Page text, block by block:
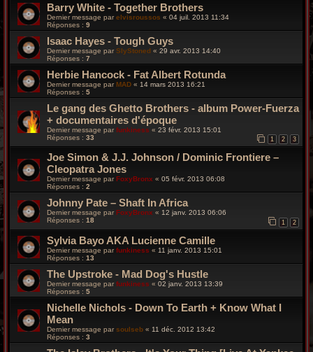
Barry White - Together Brothers
Dernier message parelvisroussos « 04 juil. 2013 11:34
Réponses : 9
Isaac Hayes - Tough Guys
Dernier message par SlyStoned « 29 avr. 2013 14:40
Réponses : 7
Herbie Hancock - Fat Albert Rotunda
Dernier message parMAD « 14 mars 2013 16:21
Réponses : 5
Le gang des Ghetto Brothers - album Power-Fuerza
+ documentaires d'époque
Dernier message par funkiness « 23 févr. 2013 15:01
Réponses : 33 1 2 3
Joe Simon & J.J. Johnson / Dominic Frontiere –
Cleopatra Jones
Dernier message par FoxyBronx « 05 févr. 2013 06:08
Réponses : 2
Johnny Pate ‎– Shaft In Africa
Dernier message par FoxyBronx « 12 janv. 2013 06:06
Réponses : 18 1 2
Sylvia Bayo AKA Lucienne Camille
Dernier message parfunkiness « 11 janv. 2013 15:01
Réponses : 13
The Upstroke - Mad Dog's Hustle
Dernier message par funkiness « 02 janv. 2013 13:39
Réponses : 5
Nichelle Nichols - Down To Earth + Know What I
Mean
Dernier message par soulseb « 11 déc. 2012 13:42
Réponses : 3